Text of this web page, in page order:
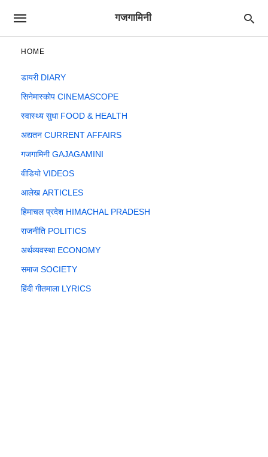
गजगामिनी
HOME
डायरी DIARY
सिनेमास्कोप CINEMASCOPE
स्वास्थ्य सुधा FOOD & HEALTH
अद्यतन CURRENT AFFAIRS
गजगामिनी GAJAGAMINI
वीडियो VIDEOS
आलेख ARTICLES
हिमाचल प्रदेश HIMACHAL PRADESH
राजनीति POLITICS
अर्थव्यवस्था ECONOMY
समाज SOCIETY
हिंदी गीतमाला LYRICS